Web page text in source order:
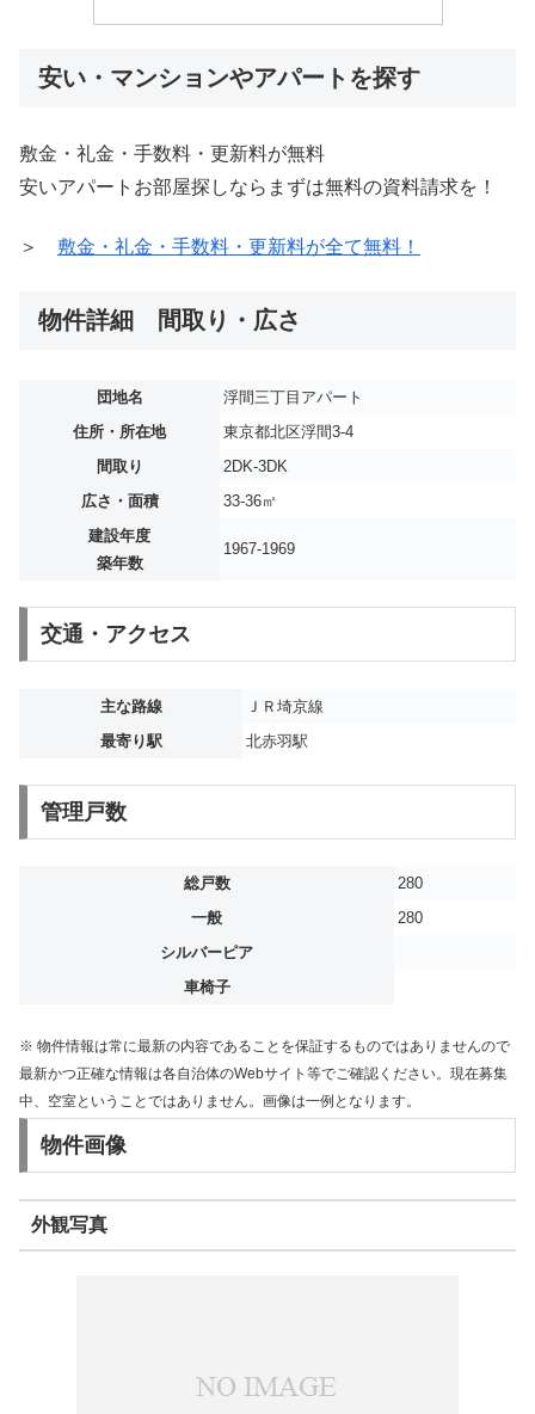
安い・マンションやアパートを探す
敷金・礼金・手数料・更新料が無料
安いアパートお部屋探しならまずは無料の資料請求を！
＞ 敷金・礼金・手数料・更新料が全て無料！
物件詳細 間取り・広さ
団地名
浮間三丁目アパート
住所・所在地
東京都北区浮間3-4
間取り
2DK-3DK
広さ・面積
33-36㎡
建設年度
築年数
1967-1969
交通・アクセス
主な路線
ＪＲ埼京線
最寄り駅
北赤羽駅
管理戸数
総戸数
280
一般
280
シルバーピア
車椅子
※ 物件情報は常に最新の内容であることを保証するものではありませんので
最新かつ正確な情報は各自治体のWebサイト等でご確認ください。現在募集
中、空室ということではありません。画像は一例となります。
物件画像
外観写真